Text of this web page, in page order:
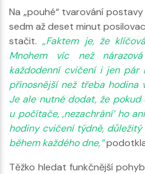
Na „pouhé“ tvarování
sedm až deset minut
stačit.„Faktem je, že
Mnohem víc než
každodenní cvičení i jen
přínosnější než třeba hodina
Je ale nutné dodat, že
u počítače, ‚nezachrání‘ ho
hodiny cvičení týdně,
během každého dne,“podotkla
Těžko hledat funkčnější